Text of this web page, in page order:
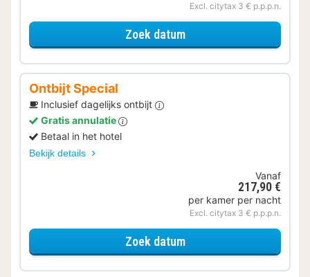
Excl. citytax 3 € p.p.p.n.
Zoek datumvoor Op de fiets
Ontbijt Special
Inclusief dagelijks ontbijt
Gratis annulatie
Betaal in het hotel
Bekijk details
Vanaf
217,90 €
per kamer per nacht
Excl. citytax 3 € p.p.p.n.
Zoek datumvoor Ontbijt Special